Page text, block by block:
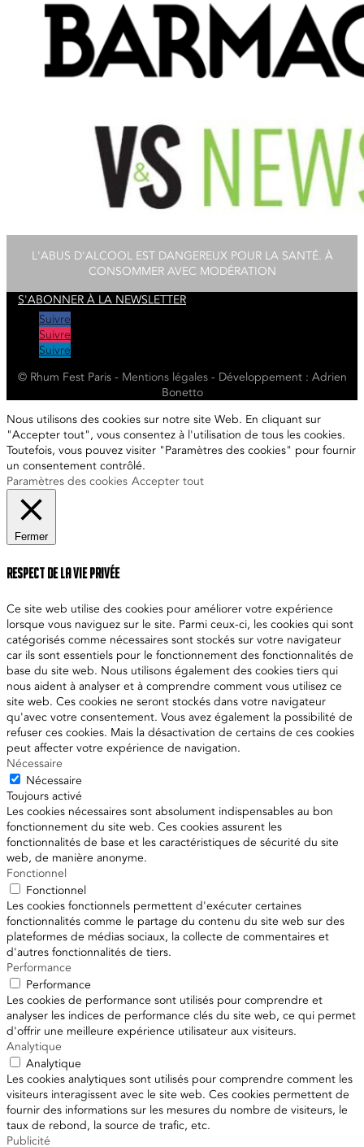
L'ABUS D'ALCOOL EST DANGEREUX POUR LA SANTÉ. À
CONSOMMER AVEC MODÉRATION
S'ABONNER À LA NEWSLETTER
Suivre
Suivre
Suivre
© Rhum Fest Paris - Mentions légales- Développement : Adrien
Bonetto
Nous utilisons des cookies sur notre site Web. En cliquant sur
"Accepter tout", vous consentez à l'utilisation de tous les cookies.
Toutefois, vous pouvez visiter "Paramètres des cookies" pour fournir
un consentement contrôlé.
Paramètres des cookies Accepter tout
Fermer
Respect de la vie privée
Ce site web utilise des cookies pour améliorer votre expérience
lorsque vous naviguez sur le site. Parmi ceux-ci, les cookies qui sont
catégorisés comme nécessaires sont stockés sur votre navigateur
car ils sont essentiels pour le fonctionnement des fonctionnalités de
base du site web. Nous utilisons également des cookies tiers qui
nous aident à analyser et à comprendre comment vous utilisez ce
site web. Ces cookies ne seront stockés dans votre navigateur
qu'avec votre consentement. Vous avez également la possibilité de
refuser ces cookies. Mais la désactivation de certains de ces cookies
peut affecter votre expérience de navigation.
Nécessaire
Nécessaire
Toujours activé
Les cookies nécessaires sont absolument indispensables au bon
fonctionnement du site web. Ces cookies assurent les
fonctionnalités de base et les caractéristiques de sécurité du site
web, de manière anonyme.
Fonctionnel
Fonctionnel
Les cookies fonctionnels permettent d'exécuter certaines
fonctionnalités comme le partage du contenu du site web sur des
plateformes de médias sociaux, la collecte de commentaires et
d'autres fonctionnalités de tiers.
Performance
Performance
Les cookies de performance sont utilisés pour comprendre et
analyser les indices de performance clés du site web, ce qui permet
d'offrir une meilleure expérience utilisateur aux visiteurs.
Analytique
Analytique
Les cookies analytiques sont utilisés pour comprendre comment les
visiteurs interagissent avec le site web. Ces cookies permettent de
fournir des informations sur les mesures du nombre de visiteurs, le
taux de rebond, la source de trafic, etc.
Publicité